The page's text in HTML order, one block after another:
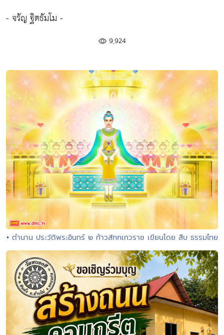
- จรัญ ฐิตธัมโม -
9,924
• ตำนาน ประวัติพระอินทร์ ๒ ท้าวสักกเทวราช เขียนโดย สืบ ธรรมไทย